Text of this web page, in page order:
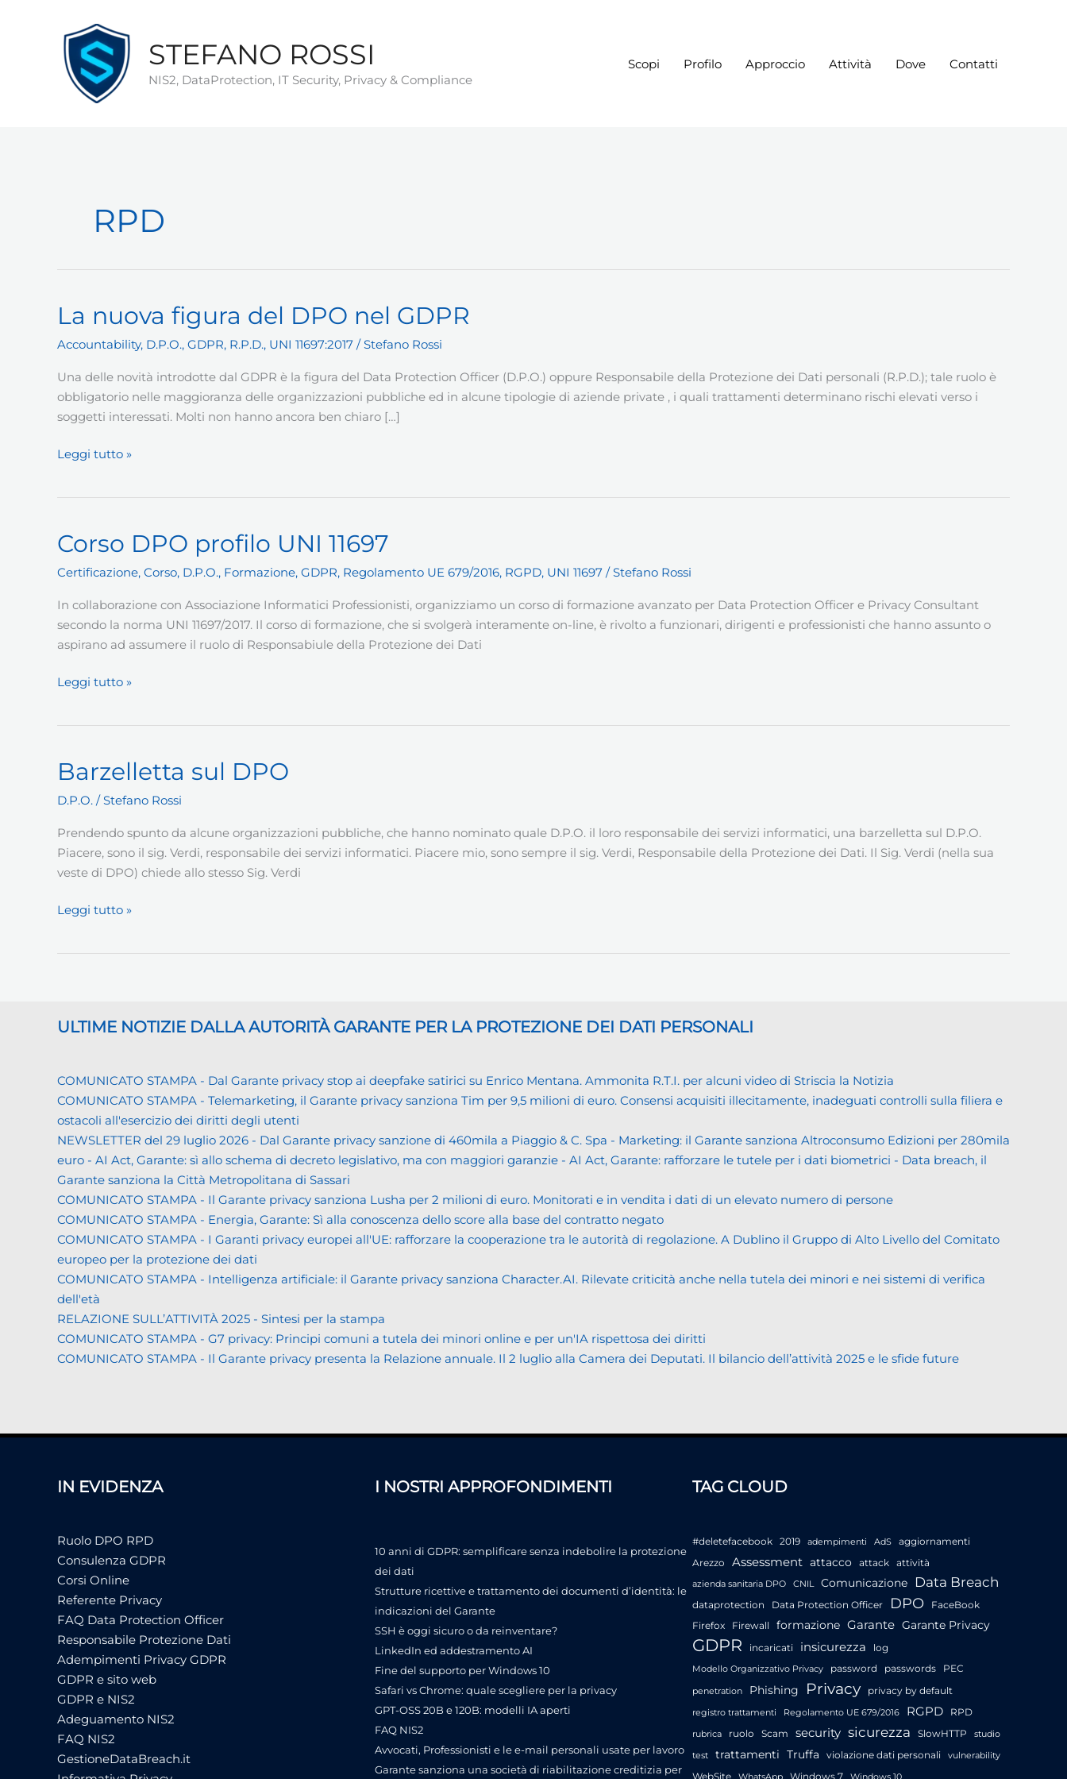
STEFANO ROSSI
NIS2, DataProtection, IT Security, Privacy & Compliance
Scopi Profilo Approccio Attività Dove Contatti
RPD
La nuova figura del DPO nel GDPR
Accountability, D.P.O., GDPR, R.P.D., UNI 11697:2017 /Stefano Rossi
Una delle novità introdotte dal GDPR è la figura del Data Protection Officer (D.P.O.) oppure Responsabile della Protezione dei Dati personali (R.P.D.); tale ruolo è
obbligatorio nelle maggioranza delle organizzazioni pubbliche ed in alcune tipologie di aziende private , i quali trattamenti determinano rischi elevati verso i
soggetti interessati. Molti non hanno ancora ben chiaro […]
La
DPO
nel
GDPR
Leggi tutto »
Corso DPO profilo UNI 11697
Certificazione, Corso, D.P.O., Formazione, GDPR, Regolamento UE 679/2016, RGPD, UNI 11697 /Stefano Rossi
In collaborazione con Associazione Informatici Professionisti, organizziamo un corso di formazione avanzato per Data Protection Officer e Privacy Consultant
secondo la norma UNI 11697/2017. Il corso di formazione, che si svolgerà interamente on-line, è rivolto a funzionari, dirigenti e professionisti che hanno assunto o
aspirano ad assumere il ruolo di Responsabiule della Protezione dei Dati
Corso
11697
Leggi tutto »
Barzelletta sul DPO
D.P.O. /Stefano Rossi
Prendendo spunto da alcune organizzazioni pubbliche, che hanno nominato quale D.P.O. il loro responsabile dei servizi informatici, una barzelletta sul D.P.O.
Piacere, sono il sig. Verdi, responsabile dei servizi informatici. Piacere mio, sono sempre il sig. Verdi, Responsabile della Protezione dei Dati. Il Sig. Verdi (nella sua
veste di DPO) chiede allo stesso Sig. Verdi
Barzelletta
Leggi tutto »
ULTIME NOTIZIE DALLA AUTORITÀ GARANTE PER LA PROTEZIONE DEI DATI PERSONALI
COMUNICATO STAMPA - Dal Garante privacy stop ai deepfake satirici su Enrico Mentana. Ammonita R.T.I. per alcuni video di Striscia la Notizia
COMUNICATO STAMPA - Telemarketing, il Garante privacy sanziona Tim per 9,5 milioni di euro. Consensi acquisiti illecitamente, inadeguati controlli sulla filiera e
ostacoli all'esercizio dei diritti degli utenti
NEWSLETTER del 29 luglio 2026 - Dal Garante privacy sanzione di 460mila a Piaggio & C. Spa - Marketing: il Garante sanziona Altroconsumo Edizioni per 280mila
euro - AI Act, Garante: sì allo schema di decreto legislativo, ma con maggiori garanzie - AI Act, Garante: rafforzare le tutele per i dati biometrici - Data breach, il
Garante sanziona la Città Metropolitana di Sassari
COMUNICATO STAMPA - Il Garante privacy sanziona Lusha per 2 milioni di euro. Monitorati e in vendita i dati di un elevato numero di persone
COMUNICATO STAMPA - Energia, Garante: Sì alla conoscenza dello score alla base del contratto negato
COMUNICATO STAMPA - I Garanti privacy europei all'UE: rafforzare la cooperazione tra le autorità di regolazione. A Dublino il Gruppo di Alto Livello del Comitato
europeo per la protezione dei dati
COMUNICATO STAMPA - Intelligenza artificiale: il Garante privacy sanziona Character.AI. Rilevate criticità anche nella tutela dei minori e nei sistemi di verifica
dell'età
RELAZIONE SULL’ATTIVITÀ 2025 - Sintesi per la stampa
COMUNICATO STAMPA - G7 privacy: Principi comuni a tutela dei minori online e per un'IA rispettosa dei diritti
COMUNICATO STAMPA - Il Garante privacy presenta la Relazione annuale. Il 2 luglio alla Camera dei Deputati. Il bilancio dell’attività 2025 e le sfide future
IN EVIDENZA
Ruolo DPO RPD
Consulenza GDPR
Corsi Online
Referente Privacy
FAQ Data Protection Officer
Responsabile Protezione Dati
Adempimenti Privacy GDPR
GDPR e sito web
GDPR e NIS2
Adeguamento NIS2
FAQ NIS2
GestioneDataBreach.it
I NOSTRI APPROFONDIMENTI
10 anni di GDPR: semplificare senza indebolire la protezione
dei dati
Strutture ricettive e trattamento dei documenti d’identità: le
indicazioni del Garante
SSH è oggi sicuro o da reinventare?
LinkedIn ed addestramento AI
Fine del supporto per Windows 10
Safari vs Chrome: quale scegliere per la privacy
GPT-OSS 20B e 120B: modelli IA aperti
FAQ NIS2
Avvocati, Professionisti e le e-mail personali usate per lavoro
Garante sanziona una società di riabilitazione creditizia per
TAG CLOUD
#deletefacebook 2019 adempimenti AdS
aggiornamenti
Arezzo
Assessment attacco attack attività
azienda sanitaria DPO CNIL Comunicazione Data Breach
dataprotection Data Protection Officer DPO
FaceBook
Firefox
Firewall formazione Garante Garante Privacy
GDPR incaricati insicurezza log
Modello Organizzativo Privacy password passwords PEC
penetration Phishing Privacy privacy by default
registro trattamenti Regolamento UE 679/2016 RGPD RPD
rubrica ruolo Scam security sicurezza SlowHTTP studio
test trattamenti Truffa violazione dati personali vulnerability
WebSite Windows 7